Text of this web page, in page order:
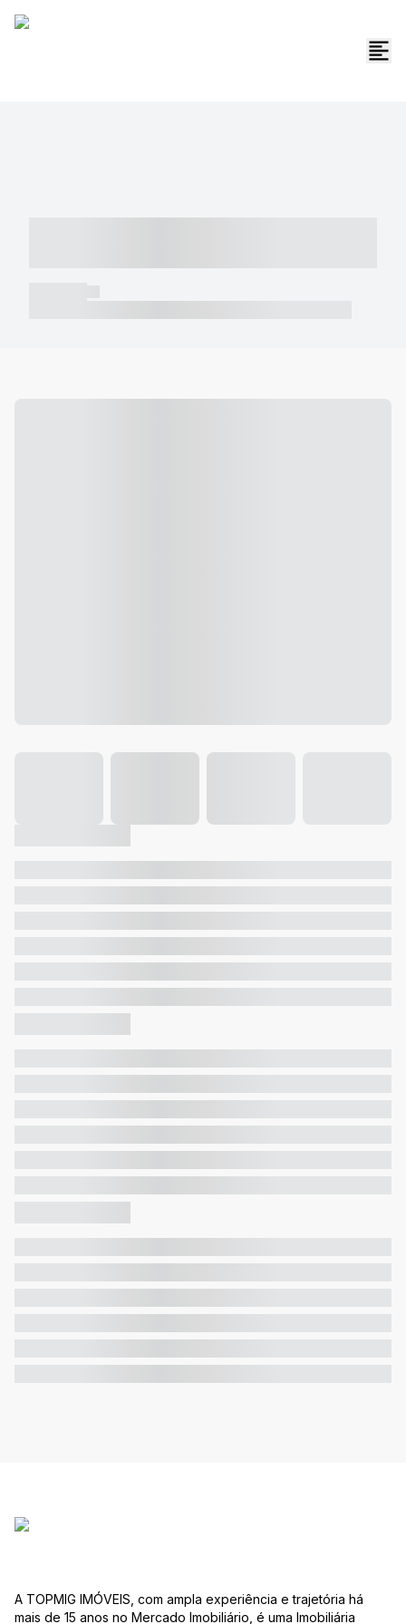
A TOPMIG IMÓVEIS, com ampla experiência e trajetória há
mais de 15 anos no Mercado Imobiliário, é uma Imobiliária